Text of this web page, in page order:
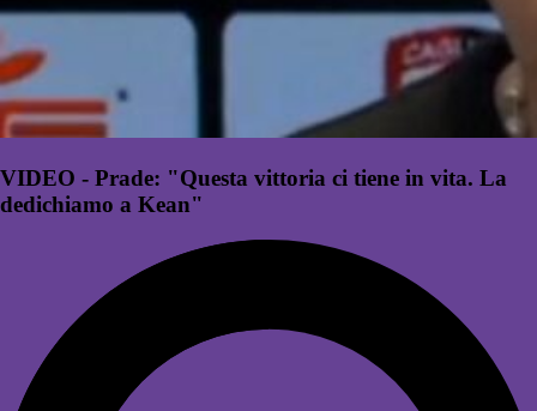
VIDEO - Prade: "Questa vittoria ci tiene in vita. La
dedichiamo a Kean"